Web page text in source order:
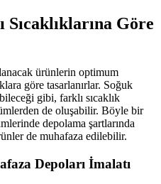
Sıcaklıklarına Göre
ürünlerin optimum
göre tasarlanırlar. Soğuk
gibi, farklı sıcaklık
de oluşabilir. Böyle bir
depolama şartlarında
de muhafaza edilebilir.
Depoları İmalatı